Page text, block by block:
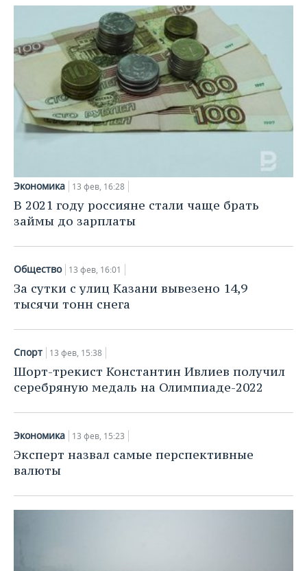
Экономика 13 фев, 16:28
В 2021 году россияне стали чаще брать
займы до зарплаты
Общество 13 фев, 16:01
За сутки с улиц Казани вывезено 14,9
тысячи тонн снега
Спорт 13 фев, 15:38
Шорт-трекист Константин Ивлиев получил
серебряную медаль на Олимпиаде-2022
Экономика 13 фев, 15:23
Эксперт назвал самые перспективные
валюты